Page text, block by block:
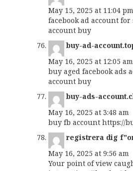
May 15, 2025 at 11:04 pm
facebook ad account for
account buy
buy-ad-
May 16, 2025 at 12:05 am
buy aged facebook ads
account buy
buy-ads-
May 16, 2025 at 3:48 am
buy fb account https://
registrera dig
May 16, 2025 at 9:56 am
Your point of view